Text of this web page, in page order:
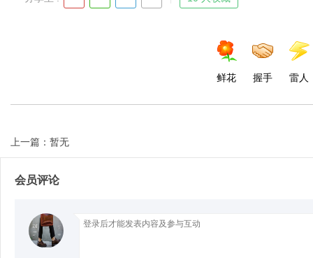
d
鲜花 握手 雷人
上一篇：暂无
会员评论